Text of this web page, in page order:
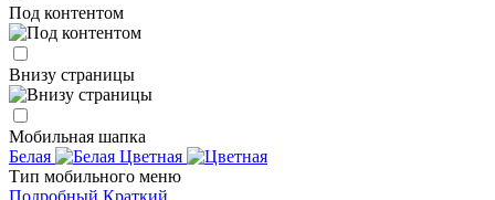
Под контентом
Внизу страницы
Мобильная шапка
Белая
Цветная
Тип мобильного меню
Подробный Краткий